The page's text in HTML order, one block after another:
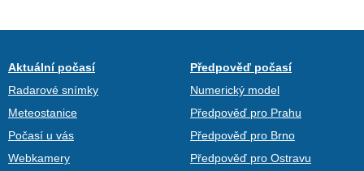
Aktuální počasí
Radarové snímky
Meteostanice
Počasí u vás
Webkamery
Předpověď počasí
Numerický model
Předpověď pro Prahu
Předpověď pro Brno
Předpověď pro Ostravu